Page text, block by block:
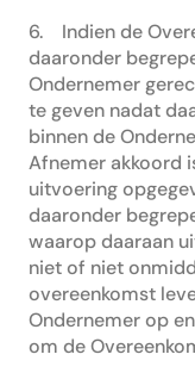
6. Indien de
daaronder
Ondernemer
te geven nadat
binnen de
Afnemer akkoord
uitvoering
daaronder
waarop daaraan
niet of niet
overeenkomst
Ondernemer op
om de